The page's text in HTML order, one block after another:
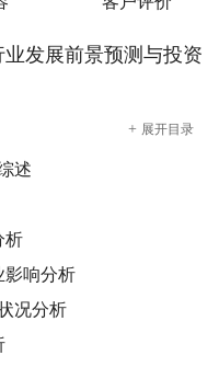
业发展前景预测与投资
+ 展开目录
述
析
影响分析
况分析